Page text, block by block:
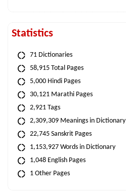
Statistics
71 Dictionaries
58,915 Total Pages
5,000 Hindi Pages
30,121 Marathi Pages
2,921 Tags
2,309,309 Meanings in Dictionary
22,745 Sanskrit Pages
1,153,927 Words in Dictionary
1,048 English Pages
1 Other Pages